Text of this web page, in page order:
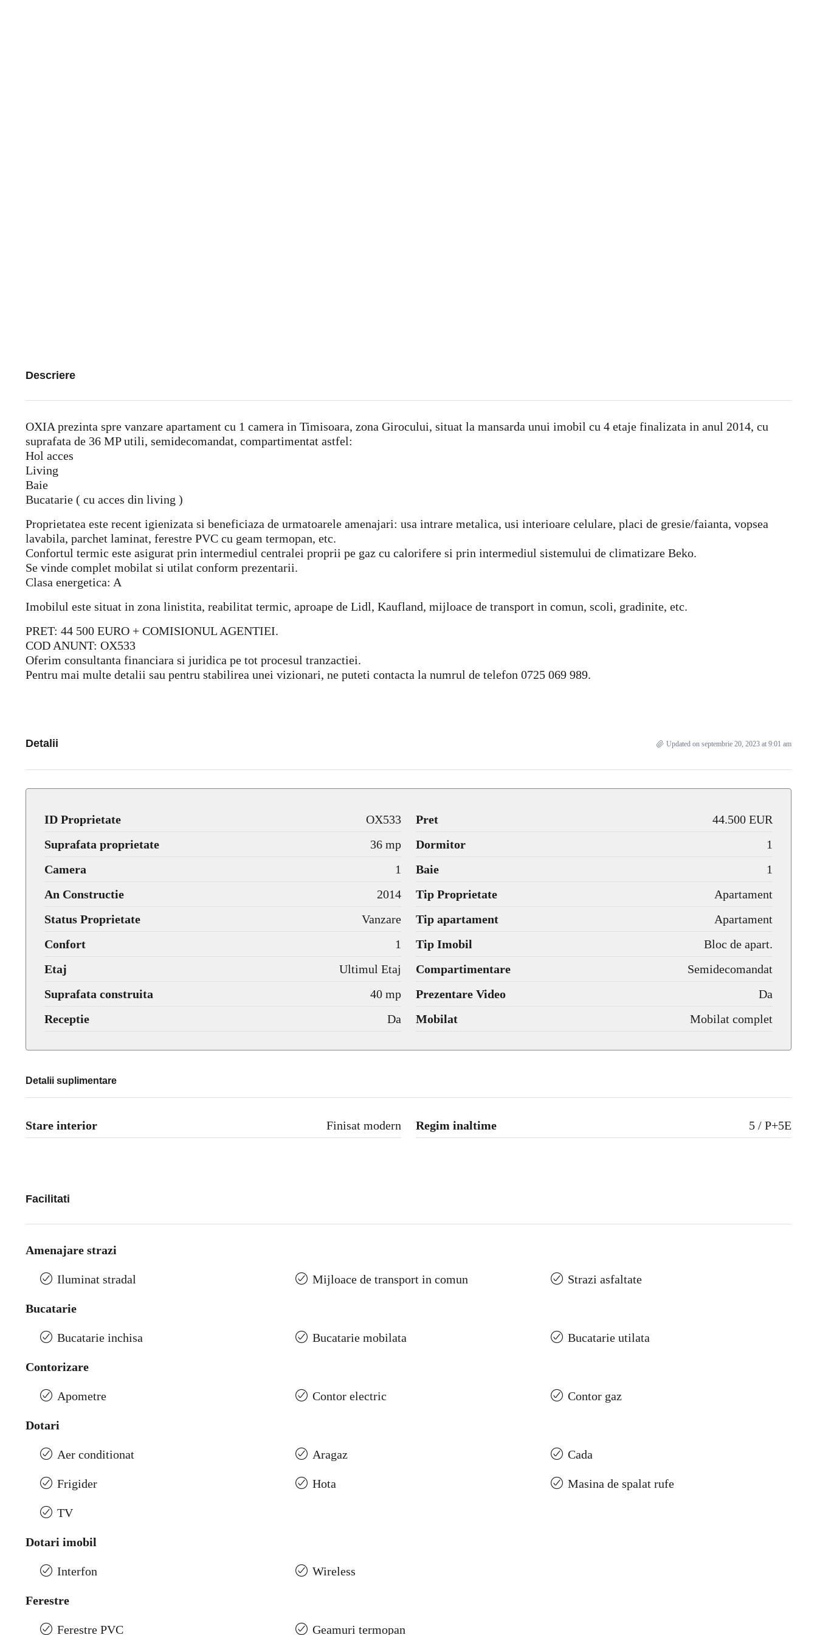
Descriere
OXIA prezinta spre vanzare apartament cu 1 camera in Timisoara, zona Girocului, situat la mansarda unui imobil cu 4 etaje finalizata in anul 2014, cu
suprafata de 36 MP utili, semidecomandat, compartimentat astfel:
Hol acces
Living
Baie
Bucatarie ( cu acces din living )
Proprietatea este recent igienizata si beneficiaza de urmatoarele amenajari: usa intrare metalica, usi interioare celulare, placi de gresie/faianta, vopsea
lavabila, parchet laminat, ferestre PVC cu geam termopan, etc.
Confortul termic este asigurat prin intermediul centralei proprii pe gaz cu calorifere si prin intermediul sistemului de climatizare Beko.
Se vinde complet mobilat si utilat conform prezentarii.
Clasa energetica: A
Imobilul este situat in zona linistita, reabilitat termic, aproape de Lidl, Kaufland, mijloace de transport in comun, scoli, gradinite, etc.
PRET: 44 500 EURO + COMISIONUL AGENTIEI.
COD ANUNT: OX533
Oferim consultanta financiara si juridica pe tot procesul tranzactiei.
Pentru mai multe detalii sau pentru stabilirea unei vizionari, ne puteti contacta la numrul de telefon 0725 069 989.
Detalii Updated on septembrie 20, 2023 at 9:01 am
ID Proprietate OX533 Pret
44.500 EUR
Suprafata proprietate
36 mp Dormitor
1
Camera
1 Baie
1
An Constructie
2014 Tip Proprietate
Apartament
Status Proprietate
Vanzare Tip apartament
Apartament
Confort
1 Tip Imobil
Bloc de apart.
Etaj
Ultimul Etaj Compartimentare
Semidecomandat
Suprafata construita
40 mp Prezentare Video
Da
Receptie
Da Mobilat Mobilat complet
Detalii suplimentare
Stare interior Finisat modern Regim inaltime 5 / P+5E
Facilitati
Amenajare strazi
Iluminat stradal Mijloace de transport in comun Strazi asfaltate
Bucatarie
Bucatarie inchisa Bucatarie mobilata Bucatarie utilata
Contorizare
Apometre Contor electric Contor gaz
Dotari
Aer conditionat Aragaz Cada
Frigider Hota Masina de spalat rufe
TV
Dotari imobil
Interfon Wireless
Ferestre
Ferestre PVC Geamuri termopan